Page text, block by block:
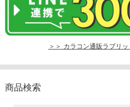
＞＞ カラコン通販ラブリ
商品検索